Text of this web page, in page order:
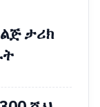
ታሪክ